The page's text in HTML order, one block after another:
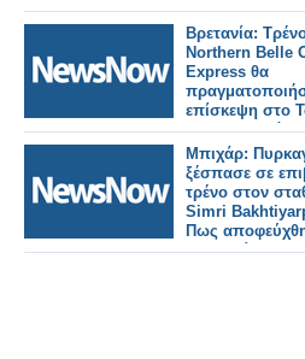
Βρετανία:
Northern Belle
Express θα
επίσκεψη στο
της
Μπιχάρ:
ξέσπασε σε
τρένο στον
Simri
Πως
τραγωδία.